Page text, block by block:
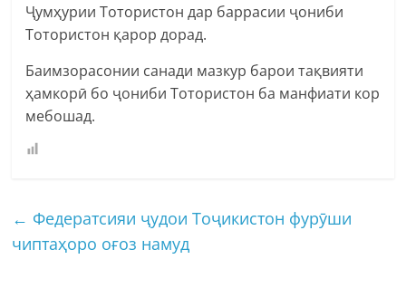
Ҷумҳурии Тотористон дар баррасии ҷониби
Тотористон қарор дорад.
Баимзорасонии санади мазкур барои тақвияти
ҳамкорӣ бо ҷониби Тотористон ба манфиати кор
мебошад.
← Федератсияи ҷудои Тоҷикистон фурӯши
чиптаҳоро оғоз намуд